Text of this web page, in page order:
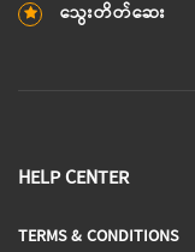
သွေးတိတ်ဆေး
HELP CENTER
TERMS & CONDITIONS